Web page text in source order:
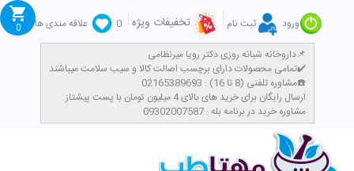
ورود ثبت نام تخفیفات ویژه 0
علاقه مندی ها
داروخانه شبانه روزی دکتر رویا میرنظامی📌
تمامی محصولات دارای برچسب اصالت کالا و سیب سلامت میباشند✔️
مشاوره تلفنی (8 تا 16) : 02165389693☎️
​ارسال رایگان برای خرید های بالای 4 میلیون تومان با پست پیشتاز
مشاوره خرید در برنامه بله : 09302007587
0